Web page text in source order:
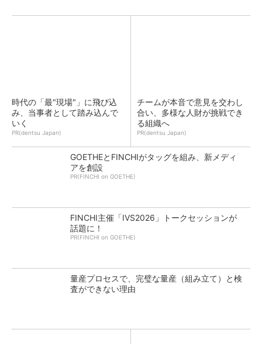
時代の「最"現場"」に飛び込
み、当事者として踏み込んで
いく
PR(dentsu Japan)
チームが本音で意見を交わし
合い、多様な人財が挑戦でき
る組織へ
PR(dentsu Japan)
GOETHEとFINCHIがタッグを組み、新メディ
アを創設
PR(FINCHI on GOETHE)
FINCHI主催「IVS2026」トークセッションが
話題に！
PR(FINCHI on GOETHE)
量産プロセスで、完璧な量産（組み立て）と検
査ができない理由